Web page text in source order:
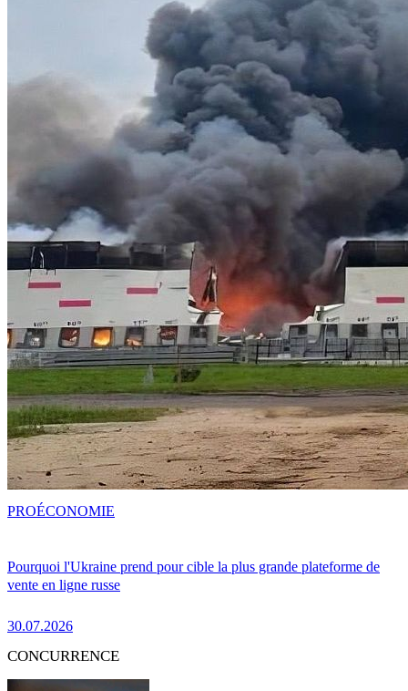
Pourquoi l'Ukraine prend pour cible la plus grande plateforme de
vente en ligne russe
30.07.2026
PROÉCONOMIE
CONCURRENCE